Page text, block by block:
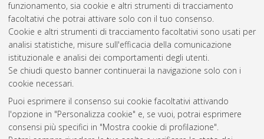
funzionamento, sia cookie e altri strumenti di tracciamento
facoltativi che potrai attivare solo con il tuo consenso.
Cookie e altri strumenti di tracciamento facoltativi sono usati per
analisi statistiche, misure sull'efficacia della comunicazione
istituzionale e analisi dei comportamenti degli utenti.
Se chiudi questo banner continuerai la navigazione solo con i
cookie necessari.
Puoi esprimere il consenso sui cookie facoltativi attivando
l'opzione in "Personalizza cookie" e, se vuoi, potrai esprimere
consensi più specifici in "Mostra cookie di profilazione".
Bologna. Dottorato di ricerca inScienze mediche generali e
dei servizi, 27 Ciclo. DOI 10.6092/unibo/amsdottorato/6820.
Questa lista e' stata generata ilFri Aug 7 20:36:47 2026 CEST
Atom
Rss 1.0
Rss 2.0